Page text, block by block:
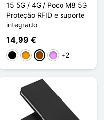
15 5G / 4G / Poco M8 5G
Proteção RFID e suporte
integrado
14,99 €
PretoLaranjaCastanhoVioleta ligeira
+2